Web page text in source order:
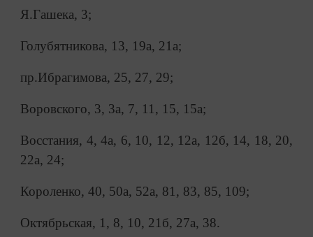
Я.Гашека, 3;
Голубятникова, 13, 19а, 21а;
пр.Ибрагимова, 25, 27, 29;
Воровского, 3, 3а, 7, 11, 15, 15а;
Восстания, 4, 4а, 6, 10, 12, 12а, 12б, 14, 18, 20,
22а, 24;
Короленко, 40, 50а, 52а, 81, 83, 85, 109;
Октябрьская, 1, 8, 10, 21б, 27а, 38.